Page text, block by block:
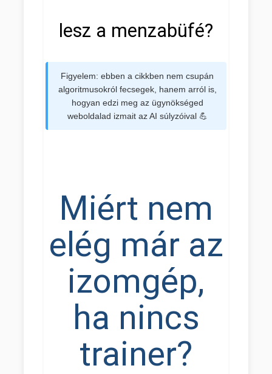
lesz a menzabüfé?
Figyelem: ebben a cikkben nem csupán
algoritmusokról fecsegek, hanem arról is,
hogyan edzi meg az ügynökséged
weboldalad izmait az AI súlyzóival 💪
Miért nem
elég már az
izomgép,
ha nincs
trainer?